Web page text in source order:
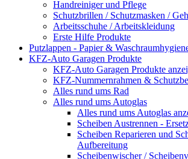
Handreiniger und Pflege
Schutzbrillen / Schutzmasken /
Arbeitsschuhe / Arbeitskleidung
Erste Hilfe Produkte
Putzlappen - Papier &
KFZ-Auto Garagen Produkte
KFZ-Auto Garagen Produkte
KFZ-Nummernrahmen &
Alles rund ums Rad
Alles rund ums Autoglas
Alles rund ums Autoglas
Scheiben Austrennen -
Scheiben Reparieren und
Aufbereitung
Scheibenwischer /